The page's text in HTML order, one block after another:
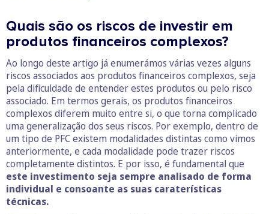
Quais são os riscos de investir em
produtos financeiros complexos?
Ao longo deste artigo já enumerámos várias vezes alguns
riscos associados aos produtos financeiros complexos, seja
pela dificuldade de entender estes produtos ou pelo risco
associado. Em termos gerais, os produtos financeiros
complexos diferem muito entre si, o que torna complicado
uma generalização dos seus riscos. Por exemplo, dentro de
um tipo de PFC existem modalidades distintas como vimos
anteriormente, e cada modalidade pode trazer riscos
completamente distintos. E por isso, é fundamental que
este investimento seja sempre analisado de forma
individual e consoante as suas caraterísticas
técnicas.